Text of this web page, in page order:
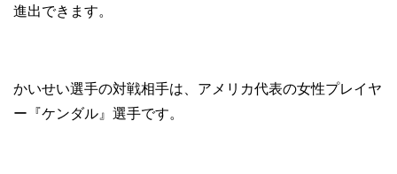
進出できます。
かいせい選手の対戦相手は、アメリカ代表の女性プレイヤ
ー『ケンダル』選手です。